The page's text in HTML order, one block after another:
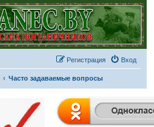
Вход
Регистрация
Часто задаваемые вопросы